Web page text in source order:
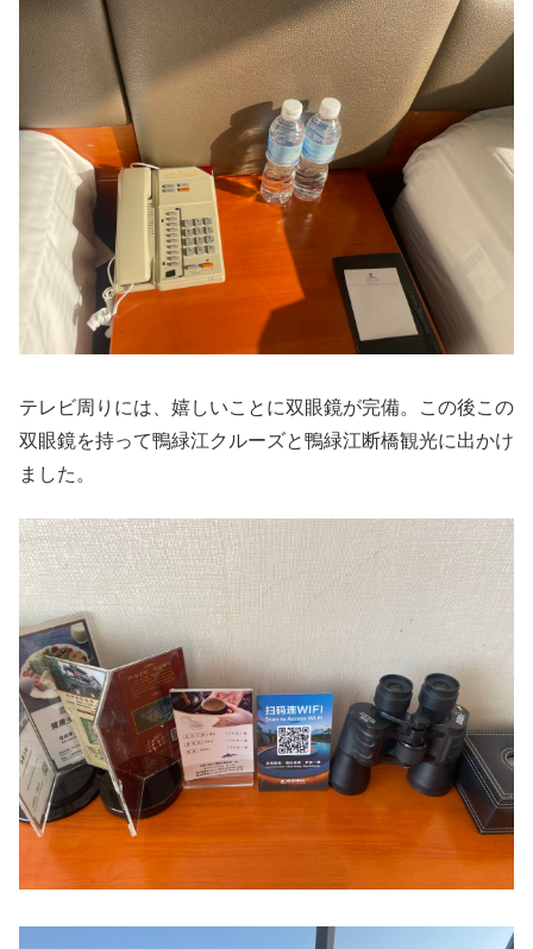
テレビ周りには、嬉しいことに双眼鏡が完備。この後この
双眼鏡を持って鴨緑江クルーズと鴨緑江断橋観光に出かけ
ました。